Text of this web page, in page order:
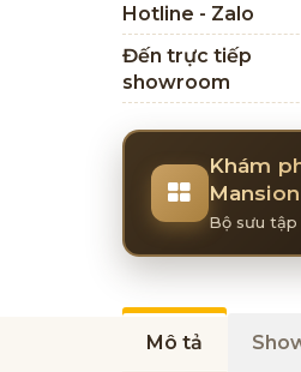
Hotline - Zalo
Đến trực tiếp
showroom
Khám
Mansion
Bộ sưu
Mô tả